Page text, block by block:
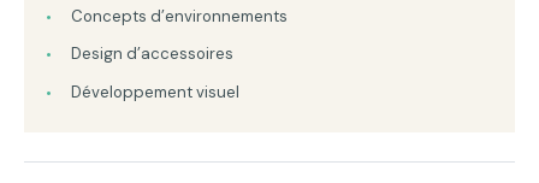
Concepts d’environnements
Design d’accessoires
Développement visuel